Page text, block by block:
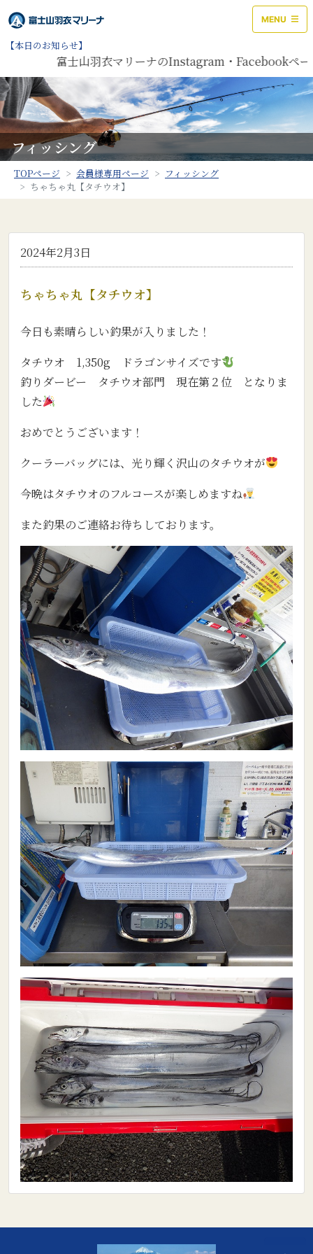
MENU
【本日のお知らせ】
富士山羽衣マリーナのInstagram・Facebookページ
フィッシング
TOPページ 会員様専用ページ
フィッシング
ちゃちゃ丸【タチウオ】
2024年2月3日
ちゃちゃ丸【タチウオ】
今日も素晴らしい釣果が入りました！
タチウオ 1,350g ドラゴンサイズです
釣りダービー タチウオ部門 現在第２位 となりま
した
おめでとうございます！
クーラーバッグには、光り輝く沢山のタチウオが
今晩はタチウオのフルコースが楽しめますね
また釣果のご連絡お待ちしております。